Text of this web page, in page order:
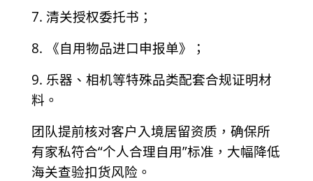
7. 清关授权委托书；
8. 《自用物品进口申报单》；
9. 乐器、相机等特殊品类配套合规证明材
料。
团队提前核对客户入境居留资质，确保所
有家私符合“个人合理自用”标准，大幅降低
海关查验扣货风险。